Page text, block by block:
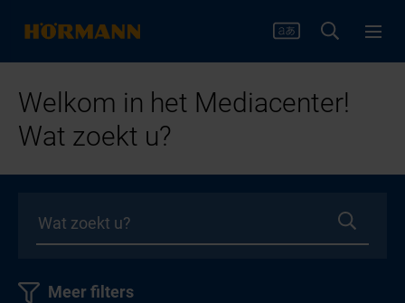
Welkom in het Mediacenter!
Wat zoekt u?
Meer filters